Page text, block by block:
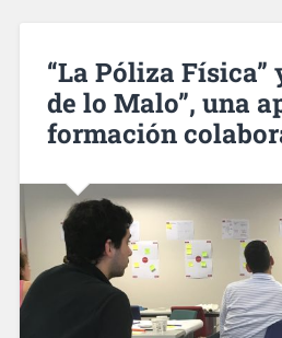
“La Póliza Física”
de lo Malo”, una
formación